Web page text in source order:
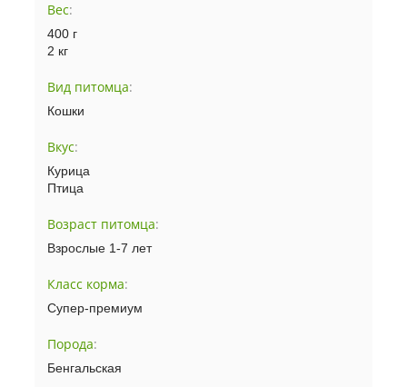
Вес:
400 г
2 кг
Вид питомца:
Кошки
Вкус:
Курица
Птица
Возраст питомца:
Взрослые 1-7 лет
Класс корма:
Супер-премиум
Порода:
Бенгальская